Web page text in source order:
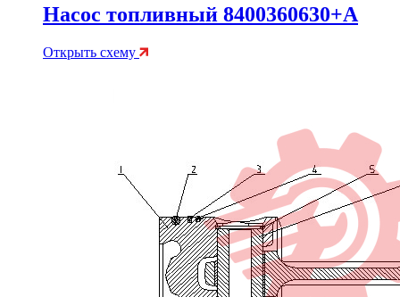
Насос топливный 8400360630+A
Открыть схему